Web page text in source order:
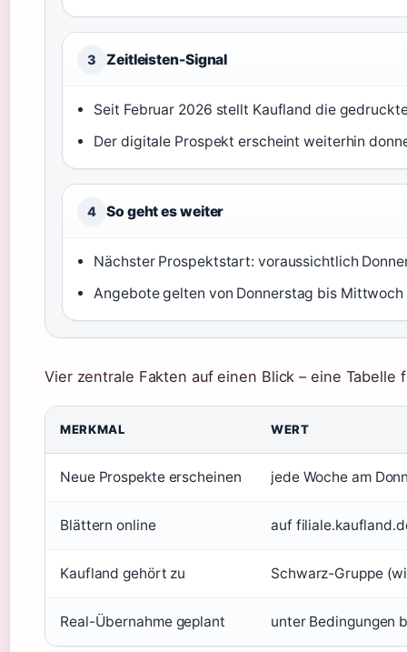
3 Zeitleisten-Signal
Seit Februar 2026 stellt Kaufland die
Der digitale Prospekt erscheint weiterhin
4 So geht es weiter
Nächster Prospektstart: voraussichtlich
Angebote gelten von Donnerstag bis Mittwoch
Vier zentrale Fakten auf einen Blick – eine
MERKMAL WERT
Neue Prospekte erscheinen jede Woche am
Blättern online auf
Kaufland gehört zu Schwarz-Gruppe
Real-Übernahme geplant unter Bedingungen